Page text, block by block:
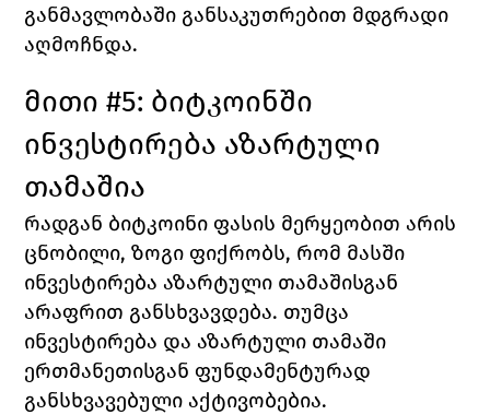
განმავლობაში განსაკუთრებით მდგრადი
აღმოჩნდა.
მითი #5: ბიტკოინში
ინვესტირება აზარტული
თამაშია
რადგან ბიტკოინი ფასის მერყეობით არის
ცნობილი, ზოგი ფიქრობს, რომ მასში
ინვესტირება აზარტული თამაშისგან
არაფრით განსხვავდება. თუმცა
ინვესტირება და აზარტული თამაში
ერთმანეთისგან ფუნდამენტურად
განსხვავებული აქტივობებია.